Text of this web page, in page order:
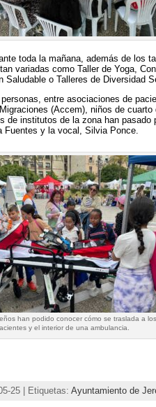
toda la mañana, además de los
variadas como Taller de Yoga,
Saludable o Talleres de Diversidad
entre asociaciones de
(Accem), niños de
de institutos de la zona han pasado
Fuentes y la vocal, Silvia Ponce.
han podido conocer cómo se traslada a los
y el interior de una ambulancia.
25 | Etiquetas: Ayuntamiento de